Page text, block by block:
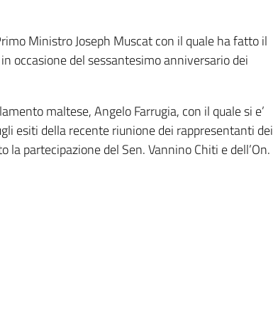
Ministro Joseph Muscat con il quale ha fatto il
occasione del sessantesimo anniversario dei
maltese, Angelo Farrugia, con il quale si e’
esiti della recente riunione dei rappresentanti dei
la partecipazione del Sen. Vannino Chiti e dell’On.